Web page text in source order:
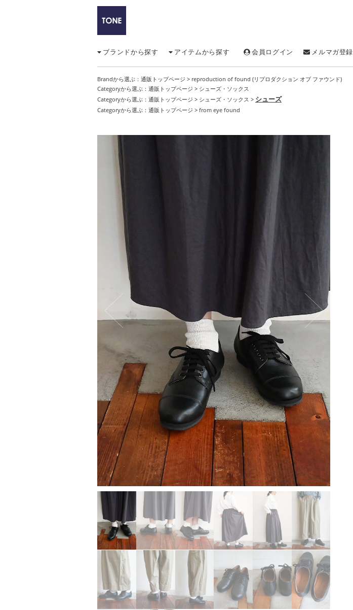
ブランドから探す アイテムから探す 会員ログイン メルマガ登録
Brandから選ぶ： 通販トップページ > reproduction of found (リプロダクション オブ ファウンド)
Categoryから選ぶ： 通販トップページ > シューズ・ソックス
Categoryから選ぶ： 通販トップページ > シューズ・ソックス > シューズ
Categoryから選ぶ： 通販トップページ > from eye found